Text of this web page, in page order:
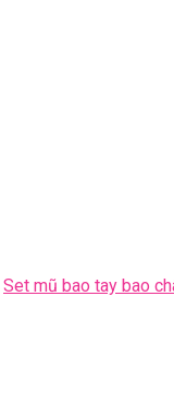
Set mũ bao tay bao